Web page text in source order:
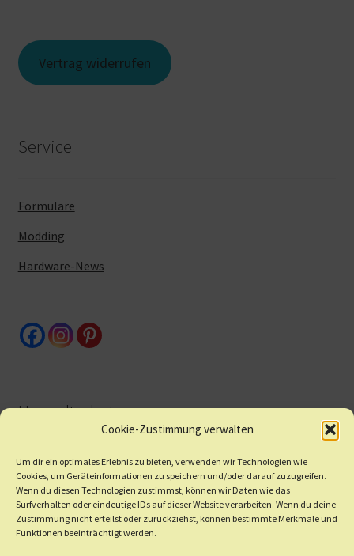
Cookie-Zustimmung verwalten
Um dir ein optimales Erlebnis zu bieten, verwenden wir Technologien wie
Cookies, um Geräteinformationen zu speichern und/oder darauf zuzugreifen.
Wenn du diesen Technologien zustimmst, können wir Daten wie das
Surfverhalten oder eindeutige IDs auf dieser Website verarbeiten. Wenn du deine
Zustimmung nicht erteilst oder zurückziehst, können bestimmte Merkmale und
Funktionen beeinträchtigt werden.
Vertrag widerrufen
Service
Formulare
Modding
Hardware-News
Umweltschutz
Altgeräte/Batterien
Nachhaltigkeit